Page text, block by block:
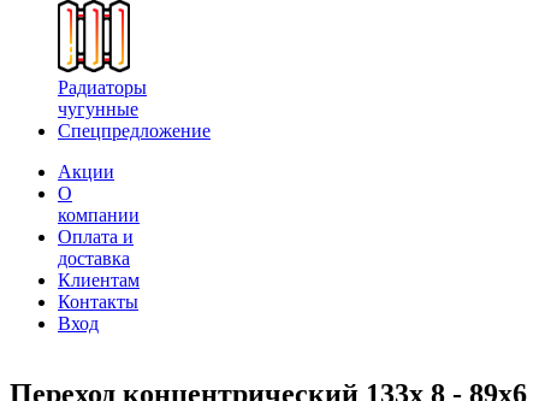
Радиаторы
чугунные
Спецпредложение
Акции
О
компании
Оплата и
доставка
Клиентам
Контакты
Вход
Переход концентрический 133х 8 - 89х6